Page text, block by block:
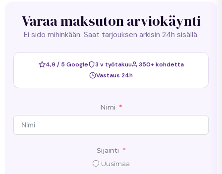
Varaa maksuton arviokäynti
Ei sido mihinkään. Saat tarjouksen arkisin 24h sisällä.
4,9 / 5 Google 3 v työtakuu
350+ kohdetta
Vastaus 24h
Nimi
Sijainti
Uusimaa